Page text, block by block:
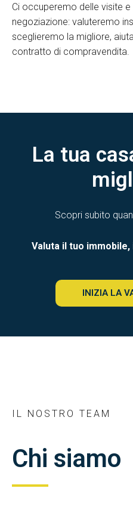
Ci occuperemo delle visite
negoziazione: valuteremo
sceglieremo la migliore,
contratto di compravendita.
La tua
Scopri subito
Valuta il tuo
INIZIA LA
IL NOSTRO TEAM
Chi siamo